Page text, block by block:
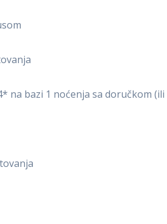
na bazi 1 noćenja sa doručkom (ili